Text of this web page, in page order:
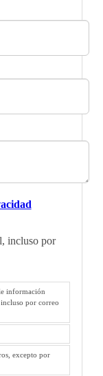
incluso por
información
por correo
excepto por